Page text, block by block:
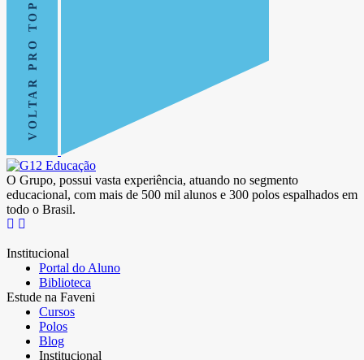
VOLTAR PRO TOPO
O Grupo, possui vasta experiência, atuando no segmento
educacional, com mais de 500 mil alunos e 300 polos espalhados em
todo o Brasil.
Institucional
Portal do Aluno
Biblioteca
Estude na Faveni
Cursos
Polos
Blog
Institucional